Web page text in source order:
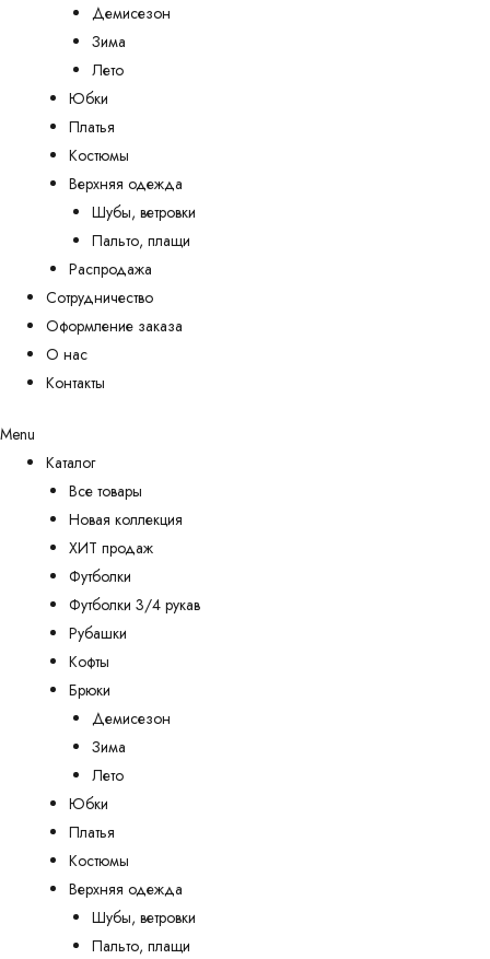
Демисезон
Зима
Лето
Юбки
Платья
Костюмы
Верхняя одежда
Шубы, ветровки
Пальто, плащи
Распродажа
Сотрудничество
Оформление заказа
О нас
Контакты
Menu
Каталог
Все товары
Новая коллекция
ХИТ продаж
Футболки
Футболки 3/4 рукав
Рубашки
Кофты
Брюки
Демисезон
Зима
Лето
Юбки
Платья
Костюмы
Верхняя одежда
Шубы, ветровки
Пальто, плащи